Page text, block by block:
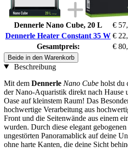
Dennerle Nano Cube, 20 L
€
Dennerle Heater Constant 35 W €
Gesamtpreis:
€
Beide in den Warenkorb
Beschreibung
Mit dem Dennerle Nano Cube holst du
der Nano-Aquaristik direkt nach Hause
Oase auf kleinstem Raum! Das
hochwertige Verarbeitung aus
Front und die Seitenwände aus einem
wurden. Durch diese elegant
ungestörten Panoramablick auf deine
ohne harte Kanten, die deine Sicht